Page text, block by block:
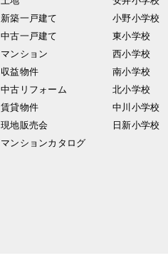
新築一戸建て
中古一戸建て
マンション
収益物件
中古リフォーム
賃貸物件
現地販売会
マンションカタログ
小野小学校
東小学校
西小学校
南小学校
北小学校
中川小学校
日新小学校